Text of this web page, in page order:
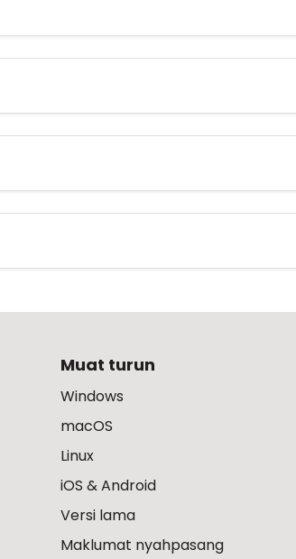
Muat turun
Windows
macOS
Linux
iOS & Android
Versi lama
Maklumat nyahpasang